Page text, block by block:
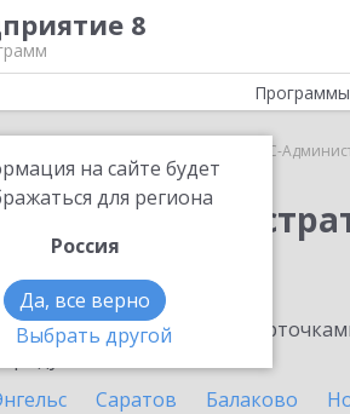
8
на сайте будет
для региона
Россия
Да, все верно
Выбрать другой
1С-
1С-
с информационными
Саратов Балаково